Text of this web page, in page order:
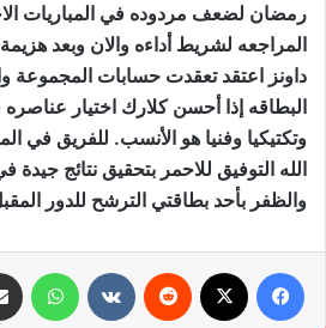
رمضان لضعف مردوده في المباريات
المراجعه لشريط أداءه والان وبعد
داونز اعتقد تعقدت حسابات
البطاقه إذا أحسن كلارك اختيار عناصره
وتكتيكيا وفنيا هو الأنسب. للفريق في
الله التوفيق للاحمر بتحقيق نتائج جيدة
والظفر بأحد بطاقتي الترشح للدور
واتساب